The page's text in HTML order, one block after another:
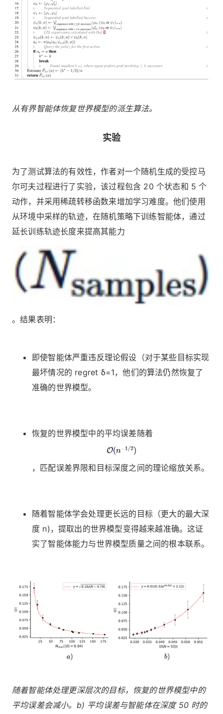
从有界智能体恢复世界模型的派生算法。
实验
为了测试算法的有效性，作者对一个随机生成的受控马
尔可夫过程进行了实验，该过程包含 20 个状态和 5 个
动作，并采用稀疏转移函数来增加学习难度。他们使用
从环境中采样的轨迹，在随机策略下训练智能体，通过
延长训练轨迹长度来提高其能力
。结果表明：
即使智能体严重违反理论假设（对于某些目标实现
最坏情况的 regret δ=1，他们的算法仍然恢复了
准确的世界模型。
恢复的世界模型中的平均误差随着
，匹配误差界限和目标深度之间的理论缩放关系。
随着智能体学会处理更长远的目标（更大的最大深
度 n)，提取出的世界模型变得越来越准确。这证
实了智能体能力与世界模型质量之间的根本联系。
随着智能体处理更深层次的目标，恢复的世界模型中的
平均误差会减小。b) 平均误差与智能体在深度 50 时的